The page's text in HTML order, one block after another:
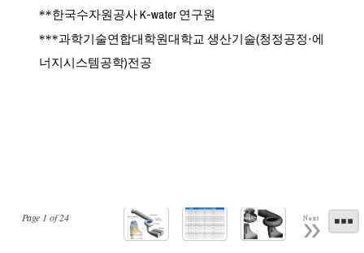
Page 1 of24 Next
**한국수자원공사 K-water 연구원
***과학기술연합대학원대학교 생산기술(청정공정⋅에
너지시스템공학)전공